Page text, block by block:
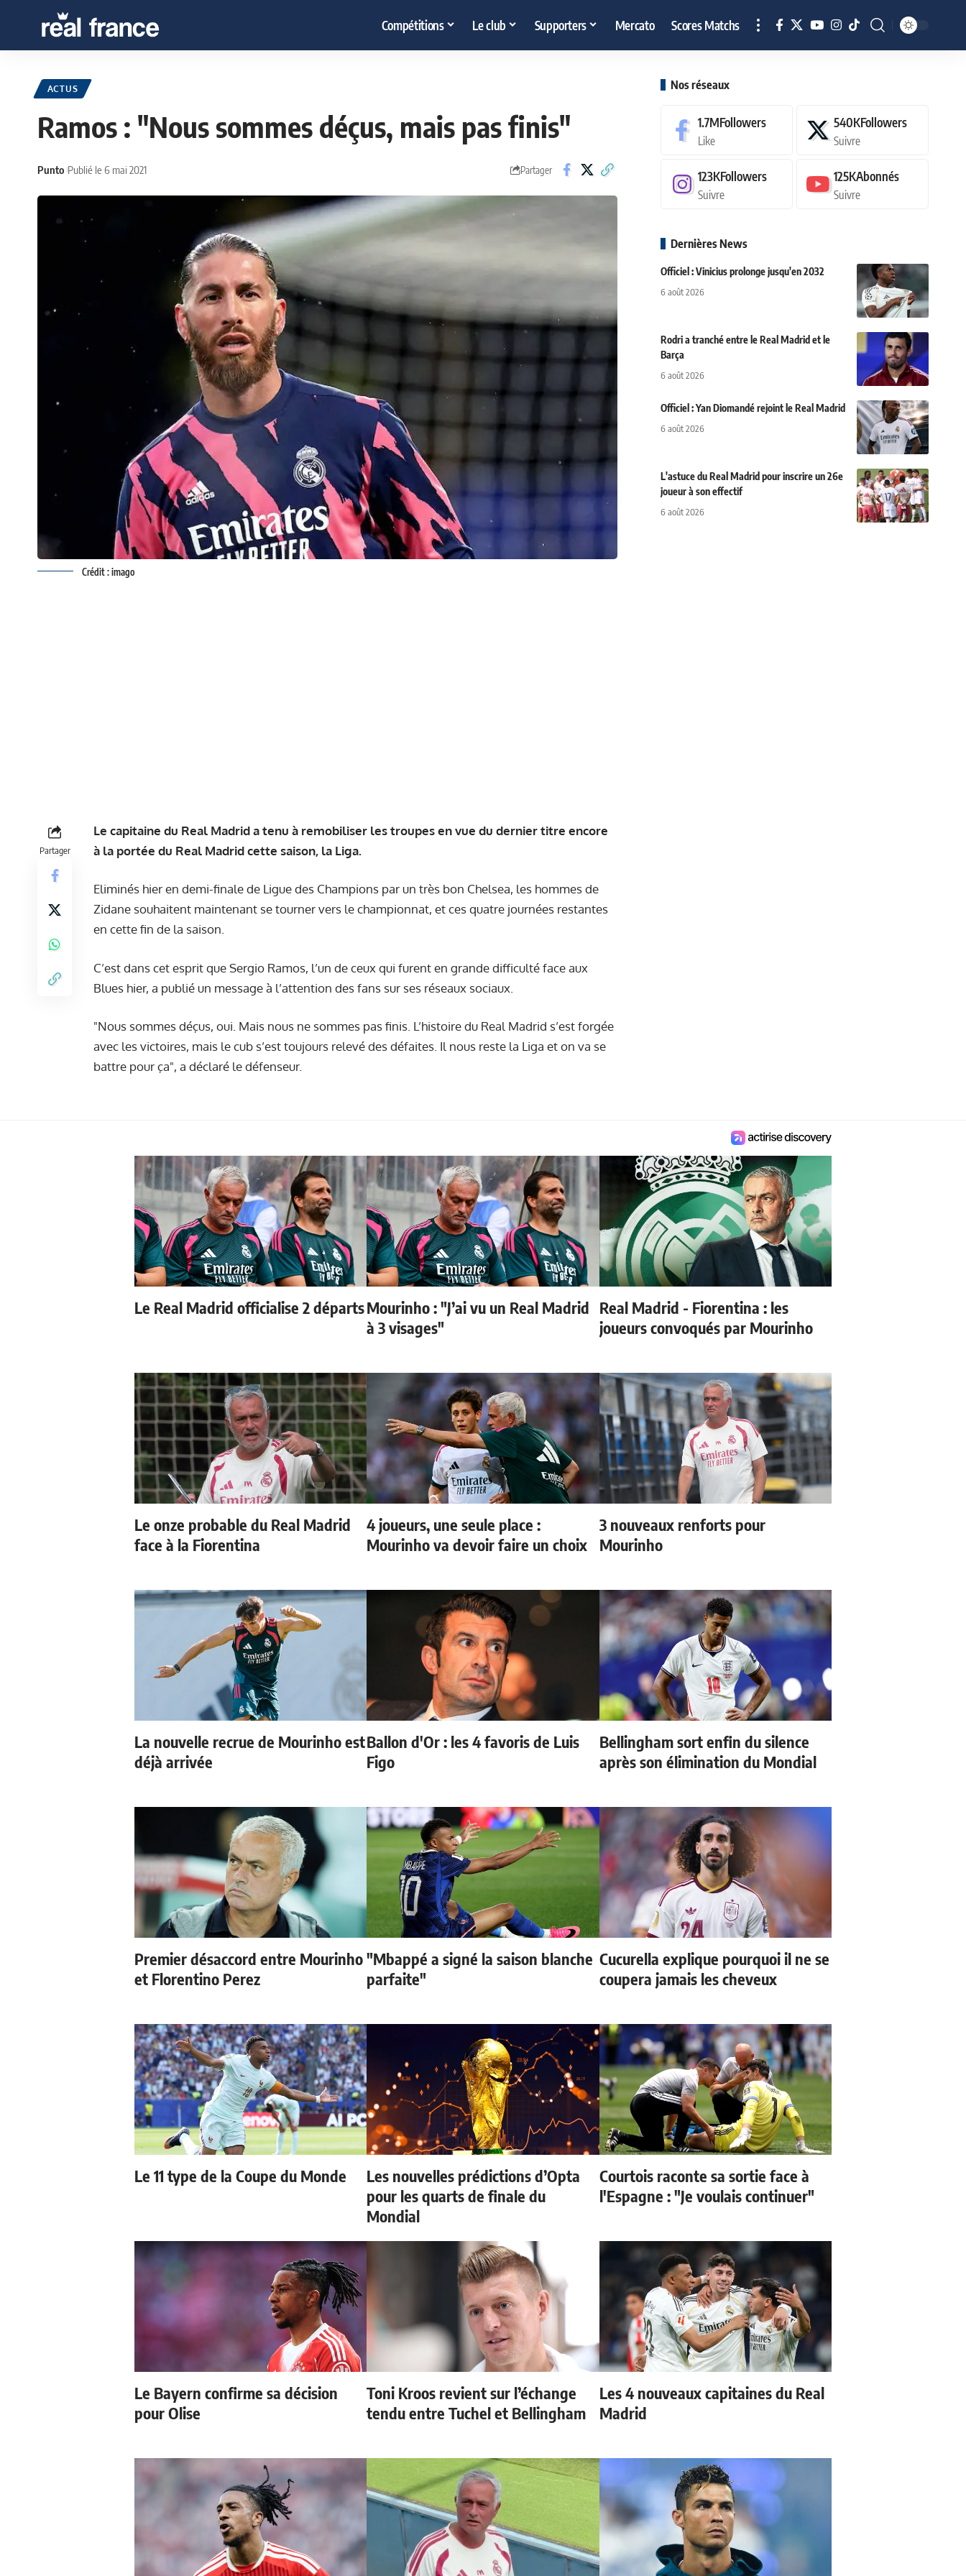
Compétitions Le club Supporters Mercato Scores Matchs
ACTUS
Ramos : "Nous sommes déçus, mais pas finis"
Punto Publié le 6 mai 2021 Partager
Crédit : imago
Partager
Le capitaine du Real Madrid a tenu à remobiliser les troupes en vue du dernier titre encore
à la portée du Real Madrid cette saison, la Liga.
Eliminés hier en demi-finale de Ligue des Champions par un très bon Chelsea, les hommes de
Zidane souhaitent maintenant se tourner vers le championnat, et ces quatre journées restantes
en cette fin de la saison.
C’est dans cet esprit que Sergio Ramos, l’un de ceux qui furent en grande difficulté face aux
Blues hier, a publié un message à l’attention des fans sur ses réseaux sociaux.
"Nous sommes déçus, oui. Mais nous ne sommes pas finis. L’histoire du Real Madrid s’est forgée
avec les victoires, mais le cub s’est toujours relevé des défaites. Il nous reste la Liga et on va se
battre pour ça", a déclaré le défenseur.
Nos réseaux
1.7MFollowers
Like
540KFollowers
Suivre
123KFollowers
Suivre
125KAbonnés
Suivre
Dernières News
Officiel : Vinicius prolonge jusqu'en 2032
6 août 2026
Rodri a tranché entre le Real Madrid et le
Barça
6 août 2026
Officiel : Yan Diomandé rejoint le Real Madrid
6 août 2026
L'astuce du Real Madrid pour inscrire un 26e
joueur à son effectif
6 août 2026
Le Real Madrid officialise 2 départsMourinho : "J’ai vu un Real Madrid
à 3 visages"
Real Madrid - Fiorentina : les
joueurs convoqués par Mourinho
Le onze probable du Real Madrid
face à la Fiorentina
4 joueurs, une seule place :
Mourinho va devoir faire un choix
3 nouveaux renforts pour
Mourinho
La nouvelle recrue de Mourinho est
déjà arrivée
Ballon d'Or : les 4 favoris de Luis
Figo
Bellingham sort enfin du silence
après son élimination du Mondial
Premier désaccord entre Mourinho
et Florentino Perez
"Mbappé a signé la saison blanche
parfaite"
Cucurella explique pourquoi il ne se
coupera jamais les cheveux
Le 11 type de la Coupe du Monde
Les nouvelles prédictions d’Opta
pour les quarts de finale du
Mondial
Courtois raconte sa sortie face à
l'Espagne : "Je voulais continuer"
Le Bayern confirme sa décision
pour Olise
Toni Kroos revient sur l’échange
tendu entre Tuchel et Bellingham
Les 4 nouveaux capitaines du Real
Madrid